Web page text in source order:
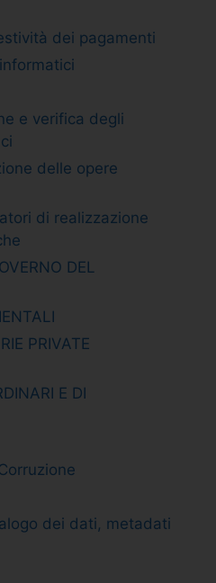
dei pagamenti
e verifica degli
delle opere
di realizzazione
DEL
PRIVATE
E DI
dei dati, metadati